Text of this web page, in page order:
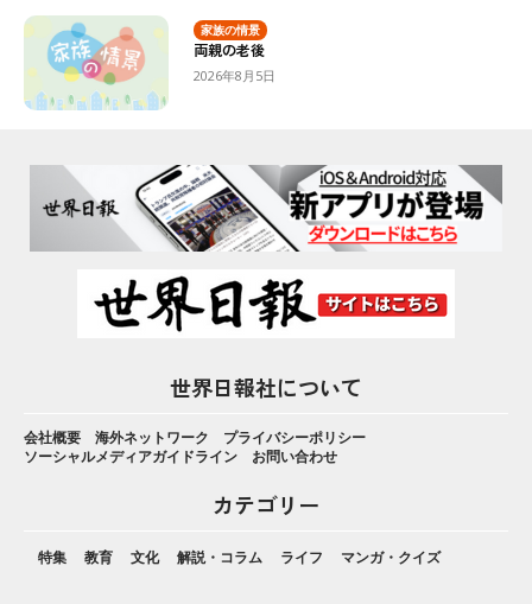
家族の情景
両親の老後
2026年8月5日
世界日報社について
会社概要 海外ネットワーク
プライバシーポリシー
ソーシャルメディアガイドライン
お問い合わせ
カテゴリー
特集 教育 文化 解説・コラム ライフ マンガ・クイズ